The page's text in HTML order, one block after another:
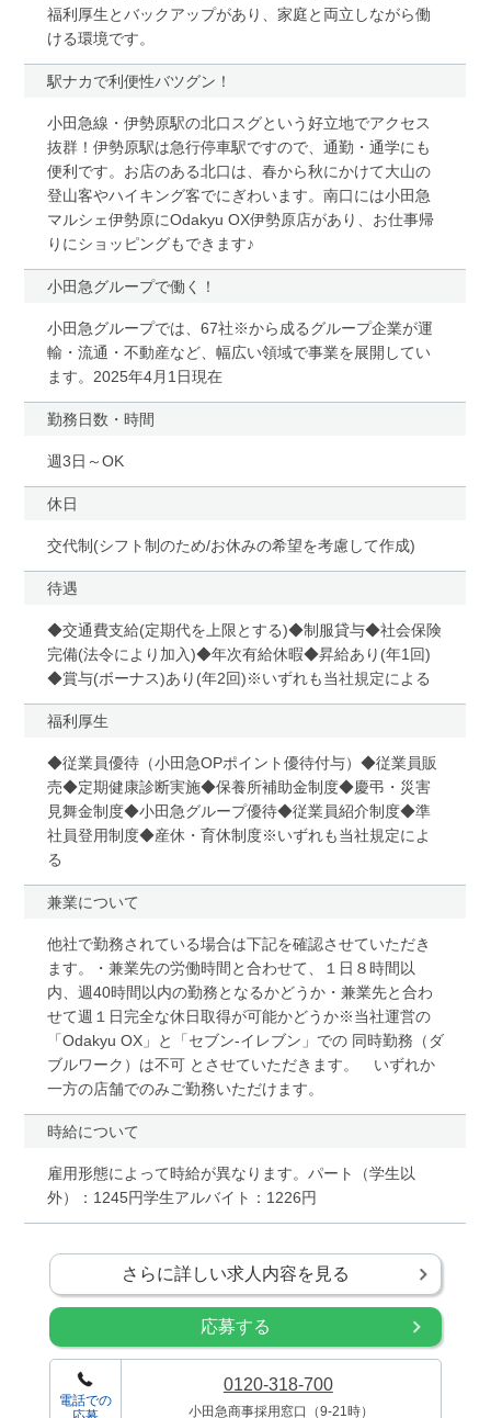
福利厚生とバックアップがあり、家庭と両立しながら働
ける環境です。
駅ナカで利便性バツグン！
小田急線・伊勢原駅の北口スグという好立地でアクセス
抜群！伊勢原駅は急行停車駅ですので、通勤・通学にも
便利です。お店のある北口は、春から秋にかけて大山の
登山客やハイキング客でにぎわいます。南口には小田急
マルシェ伊勢原にOdakyu OX伊勢原店があり、お仕事帰
りにショッピングもできます♪
小田急グループで働く！
小田急グループでは、67社※から成るグループ企業が運
輸・流通・不動産など、幅広い領域で事業を展開してい
ます。2025年4月1日現在
勤務日数・時間
週3日～OK
休日
交代制(シフト制のため/お休みの希望を考慮して作成)
待遇
◆交通費支給(定期代を上限とする)◆制服貸与◆社会保険
完備(法令により加入)◆年次有給休暇◆昇給あり(年1回)
◆賞与(ボーナス)あり(年2回)※いずれも当社規定による
福利厚生
◆従業員優待（小田急OPポイント優待付与）◆従業員販
売◆定期健康診断実施◆保養所補助金制度◆慶弔・災害
見舞金制度◆小田急グループ優待◆従業員紹介制度◆準
社員登用制度◆産休・育休制度※いずれも当社規定によ
る
兼業について
他社で勤務されている場合は下記を確認させていただき
ます。・兼業先の労働時間と合わせて、１日８時間以
内、週40時間以内の勤務となるかどうか・兼業先と合わ
せて週１日完全な休日取得が可能かどうか※当社運営の
「Odakyu OX」と「セブン-イレブン」での 同時勤務（ダ
ブルワーク）は不可 とさせていただきます。 いずれか
一方の店舗でのみご勤務いただけます。
時給について
雇用形態によって時給が異なります。パート（学生以
外）：1245円学生アルバイト：1226円
さらに詳しい求人内容を見る
応募する
電話での
0120-318-700
小田急商事採用窓口（9-21時）